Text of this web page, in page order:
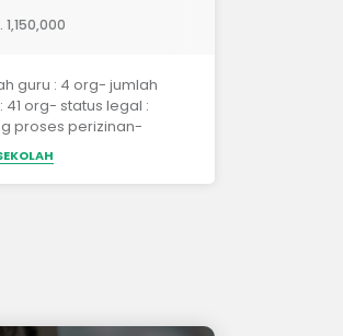
1,150,000
guru : 4 org- jumlah
41 org- status legal :
proses perizinan-
: belum&nbsp;